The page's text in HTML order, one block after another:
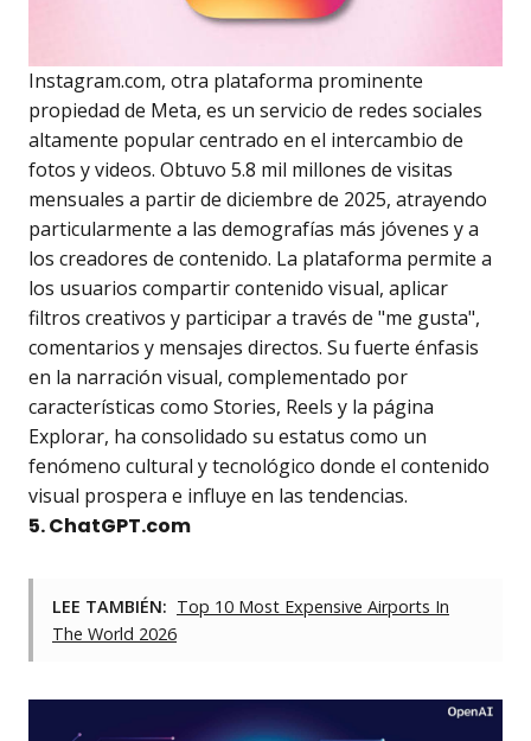
Instagram.com, otra plataforma prominente
propiedad de Meta, es un servicio de redes sociales
altamente popular centrado en el intercambio de
fotos y videos. Obtuvo 5.8 mil millones de visitas
mensuales a partir de diciembre de 2025, atrayendo
particularmente a las demografías más jóvenes y a
los creadores de contenido. La plataforma permite a
los usuarios compartir contenido visual, aplicar
filtros creativos y participar a través de "me gusta",
comentarios y mensajes directos. Su fuerte énfasis
en la narración visual, complementado por
características como Stories, Reels y la página
Explorar, ha consolidado su estatus como un
fenómeno cultural y tecnológico donde el contenido
visual prospera e influye en las tendencias.
5. ChatGPT.com
LEE TAMBIÉN: Top 10 Most Expensive Airports In
The World 2026